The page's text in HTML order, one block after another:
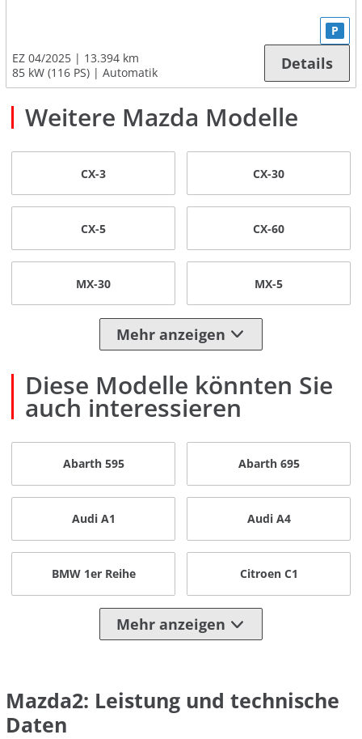
EZ 04/2025
13.394 km
85 kW (116 PS)
Automatik
P
Details
Weitere Mazda Modelle
CX-3 CX-30
CX-5 CX-60
MX-30 MX-5
Mehr anzeigen
Diese Modelle könnten Sie
auch interessieren
Abarth 595 Abarth 695
Audi A1 Audi A4
BMW 1er Reihe Citroen C1
Mehr anzeigen
Mazda2: Leistung und technische
Daten